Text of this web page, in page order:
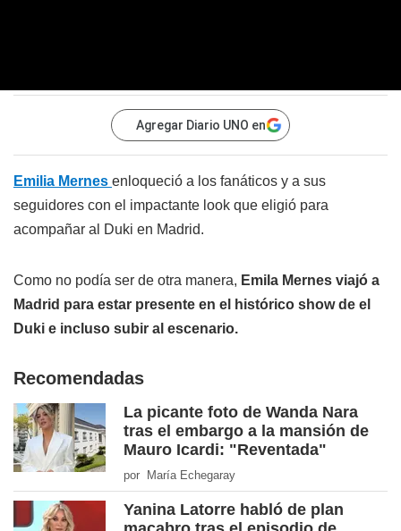
Agregar Diario UNO en
Emilia Mernes enloqueció a los fanáticos y a sus
seguidores con el impactante look que eligió para
acompañar al Duki en Madrid.
Como no podía ser de otra manera, Emila Mernes viajó a
Madrid para estar presente en el histórico show de el
Duki e incluso subir al escenario.
Recomendadas
La picante foto de Wanda Nara
tras el embargo a la mansión de
Mauro Icardi: "Reventada"
por María Echegaray
Yanina Latorre habló de plan